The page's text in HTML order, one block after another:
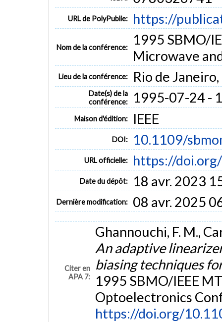
URL de PolyPublie: https://
Nom de la conférence:
1995 SBMO/
Microwave
Lieu de la conférence: Rio de
Date(s) de la
conférence:
1995-07-24 -
Maison d'édition: IEEE
DOI: 10.1109/
URL officielle: https://
Date du dépôt: 18 avr. 2023
Dernière modification: 08 avr. 2025
Citer en
APA 7:
Ghannouchi, F. M.,
An adaptive
biasing techniques
1995 SBMO/IEEE
Optoelectronics
https://doi.org/